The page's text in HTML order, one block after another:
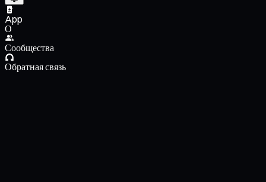
App
О
Сообщества
Обратная связь